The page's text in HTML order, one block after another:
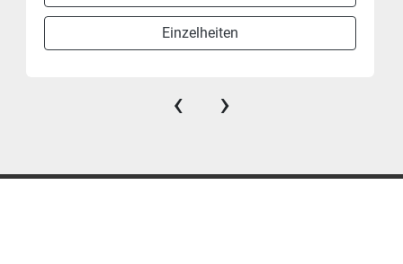
Einzelheiten
‹ ›